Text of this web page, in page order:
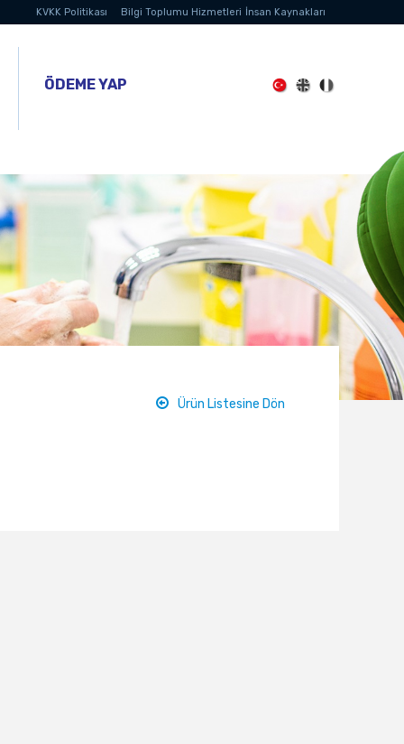
KVKK Politikası Bilgi Toplumu Hizmetleri İnsan Kaynakları
ÖDEME YAP
Ürün Listesine Dön